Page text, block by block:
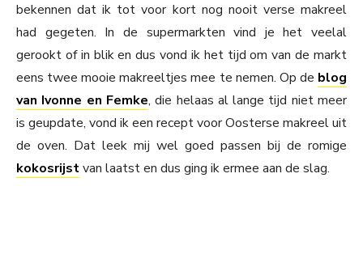
bekennen dat ik tot voor kort nog nooit verse makreel
had gegeten. In de supermarkten vind je het veelal
gerookt of in blik en dus vond ik het tijd om van de markt
eens twee mooie makreeltjes mee te nemen. Op de blog
van Ivonne en Femke, die helaas al lange tijd niet meer
is geupdate, vond ik een recept voor Oosterse makreel uit
de oven. Dat leek mij wel goed passen bij de romige
kokosrijstvan laatst en dus ging ik ermee aan de slag.